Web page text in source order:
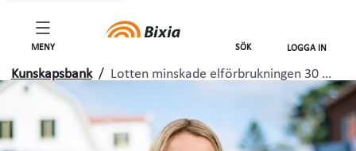
MENY SÖK LOGGA IN
Kunskapsbank / Lotten minskade elförbrukningen 30 …